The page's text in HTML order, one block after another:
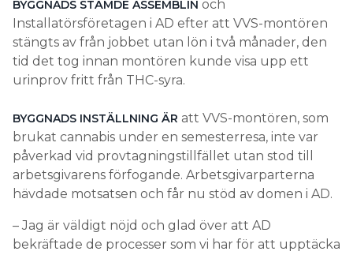
BYGGNADS STÄMDE ASSEMBLIN och
Installatörsföretagen i AD efter att VVS-montören
stängts av från jobbet utan lön i två månader, den
tid det tog innan montören kunde visa upp ett
urinprov fritt från THC-syra.
BYGGNADS INSTÄLLNING ÄR att VVS-montören, som
brukat cannabis under en semesterresa, inte var
påverkad vid provtagningstillfället utan stod till
arbetsgivarens förfogande. Arbetsgivarparterna
hävdade motsatsen och får nu stöd av domen i AD.
– Jag är väldigt nöjd och glad över att AD
bekräftade de processer som vi har för att upptäcka